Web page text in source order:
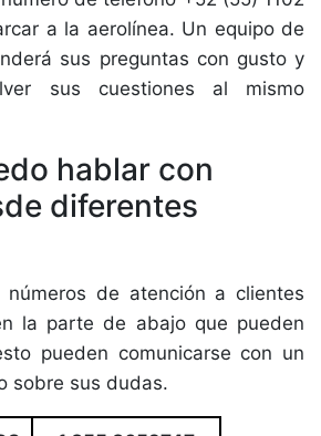
a la aerolínea. Un equipo de
sus preguntas con gusto y
sus cuestiones al mismo
hablar con
diferentes
de atención a clientes
la parte de abajo que pueden
pueden comunicarse con un
sobre sus dudas.